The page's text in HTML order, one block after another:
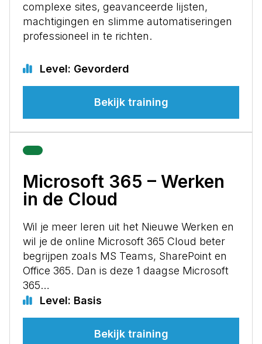
complexe sites, geavanceerde lijsten,
machtigingen en slimme automatiseringen
professioneel in te richten.
Level: Gevorderd
Bekijk training
Microsoft 365 – Werken
in de Cloud
Wil je meer leren uit het Nieuwe Werken en
wil je de online Microsoft 365 Cloud beter
begrijpen zoals MS Teams, SharePoint en
Office 365. Dan is deze 1 daagse Microsoft
365…
Level: Basis
Bekijk training